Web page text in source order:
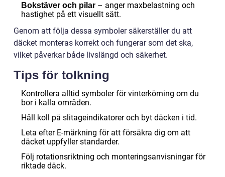
Bokstäver och pilar – anger maxbelastning och
hastighet på ett visuellt sätt.
Genom att följa dessa symboler säkerställer du att
däcket monteras korrekt och fungerar som det ska,
vilket påverkar både livslängd och säkerhet.
Tips för tolkning
Kontrollera alltid symboler för vinterkörning om du
bor i kalla områden.
Håll koll på slitageindikatorer och byt däcken i tid.
Leta efter E-märkning för att försäkra dig om att
däcket uppfyller standarder.
Följ rotationsriktning och monteringsanvisningar för
riktade däck.